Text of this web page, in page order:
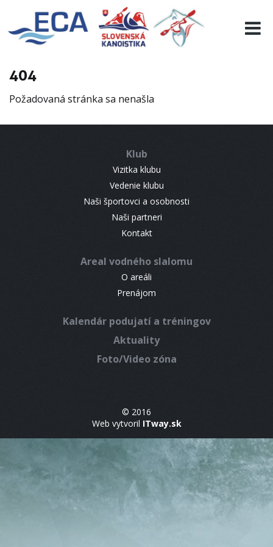
404
Požadovaná stránka sa nenašla
Klub
Vizitka klubu
Vedenie klubu
Naši športovci a osobnosti
Naši partneri
Kontakt
Areal vodného slalomu
O areáli
Prenájom
Kalendár podujatí a tréningov
Aktuality
Foto/Video zóna
© 2016
Web vytvoril ITway.sk
EURO 19
INFO
RESULTS
CONTACT